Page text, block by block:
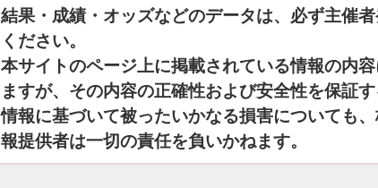
結果・成績・オッズなどのデータは、必ず主催
ください。
本サイトのページ上に掲載されている情報の内
ますが、その内容の正確性および安全性を保証
情報に基づいて被ったいかなる損害についても
報提供者は一切の責任を負いかねます。